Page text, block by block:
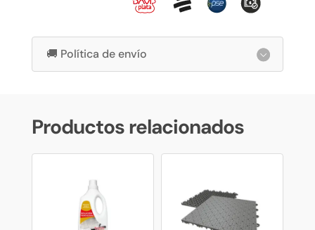
🚚 Política de envío
Productos relacionados